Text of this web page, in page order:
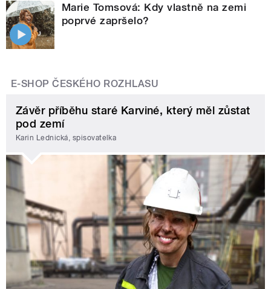
Marie Tomsová: Kdy vlastně na zemi
poprvé zapršelo?
E-SHOP ČESKÉHO ROZHLASU
Závěr příběhu staré Karviné, který měl zůstat
pod zemí
Karin Lednická, spisovatelka